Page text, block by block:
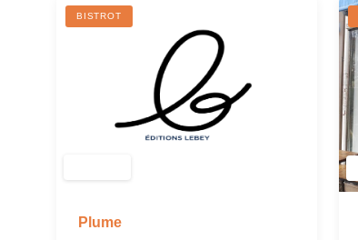
BISTROT
Plume